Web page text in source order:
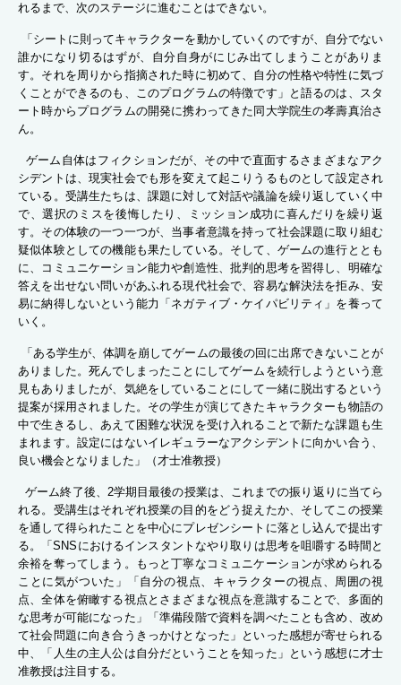
れるまで、次のステージに進むことはできない。
「シートに則ってキャラクターを動かしていくのですが、自分でない
誰かになり切るはずが、自分自身がにじみ出てしまうことがありま
す。それを周りから指摘された時に初めて、自分の性格や特性に気づ
くことができるのも、このプログラムの特徴です」と語るのは、スタ
ート時からプログラムの開発に携わってきた同大学院生の孝壽真治さ
ん。
ゲーム自体はフィクションだが、その中で直面するさまざまなアク
シデントは、現実社会でも形を変えて起こりうるものとして設定され
ている。受講生たちは、課題に対して対話や議論を繰り返していく中
で、選択のミスを後悔したり、ミッション成功に喜んだりを繰り返
す。その体験の一つ一つが、当事者意識を持って社会課題に取り組む
疑似体験としての機能も果たしている。そして、ゲームの進行ととも
に、コミュニケーション能力や創造性、批判的思考を習得し、明確な
答えを出せない問いがあふれる現代社会で、容易な解決法を拒み、安
易に納得しないという能力「ネガティブ・ケイパビリティ」を養って
いく。
「ある学生が、体調を崩してゲームの最後の回に出席できないことが
ありました。死んでしまったことにしてゲームを続行しようという意
見もありましたが、気絶をしていることにして一緒に脱出するという
提案が採用されました。その学生が演じてきたキャラクターも物語の
中で生きるし、あえて困難な状況を受け入れることで新たな課題も生
まれます。設定にはないイレギュラーなアクシデントに向かい合う、
良い機会となりました」（才士准教授）
ゲーム終了後、2学期目最後の授業は、これまでの振り返りに当てら
れる。受講生はそれぞれ授業の目的をどう捉えたか、そしてこの授業
を通して得られたことを中心にプレゼンシートに落とし込んで提出す
る。「SNSにおけるインスタントなやり取りは思考を咀嚼する時間と
余裕を奪ってしまう。もっと丁寧なコミュニケーションが求められる
ことに気がついた」「自分の視点、キャラクターの視点、周囲の視
点、全体を俯瞰する視点とさまざまな視点を意識することで、多面的
な思考が可能になった」「準備段階で資料を調べたことも含め、改め
て社会問題に向き合うきっかけとなった」といった感想が寄せられる
中、「人生の主人公は自分だということを知った」という感想に才士
准教授は注目する。